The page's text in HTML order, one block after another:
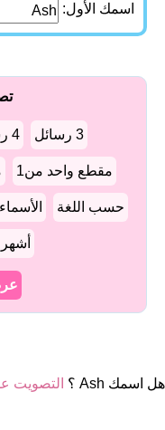
اسمك الأول:
3 رسائل 4 رسائل
مقطع واحد من1
حسب اللغة
أشهر
هل اسمك Ash ؟ التصويت